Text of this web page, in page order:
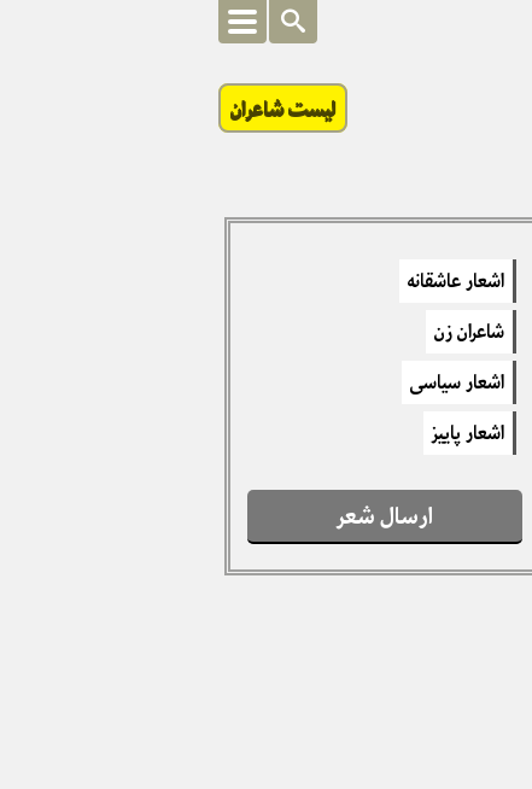
لیست شاعران
اشعار عاشقانه
شاعران زن
اشعار سیاسی
اشعار پاییز
ارسال شعر